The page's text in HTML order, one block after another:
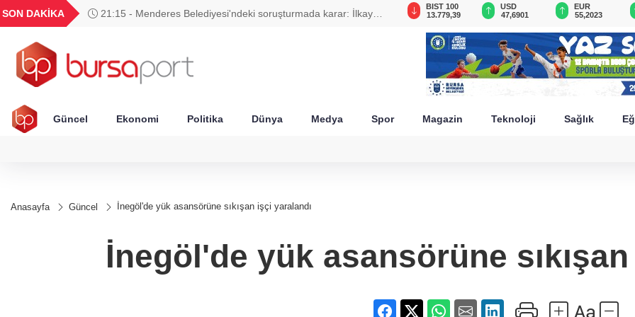
SON DAKİKA
21:15 - Menderes Belediyesi'ndeki soruşturmada karar: İlkay
GEL
18,2721
16,3771
27,9743
0,0018
6.668,48
BIST 100
13.779,39
USD
47,6901
EUR
55,2023
Güncel Ekonomi Politika Dünya Medya Spor Magazin Teknoloji Sağlık
Anasayfa Güncel İnegöl'de yük asansörüne sıkışan işçi yaralandı
İnegöl'de yük asansörüne